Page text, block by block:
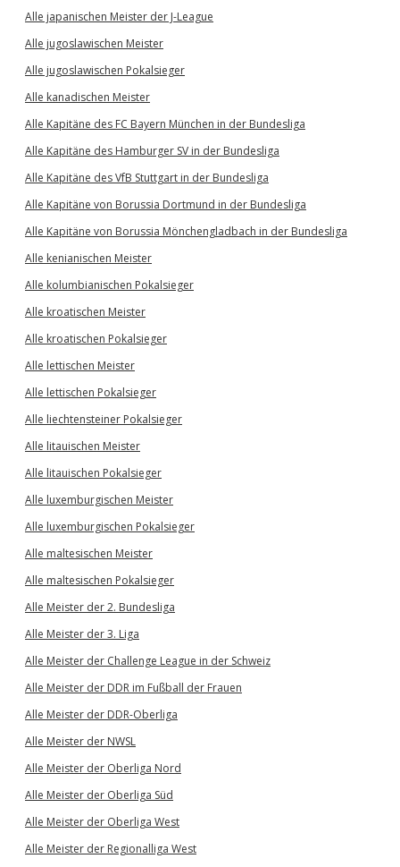
Alle japanischen Meister der J-League
Alle jugoslawischen Meister
Alle jugoslawischen Pokalsieger
Alle kanadischen Meister
Alle Kapitäne des FC Bayern München in der Bundesliga
Alle Kapitäne des Hamburger SV in der Bundesliga
Alle Kapitäne des VfB Stuttgart in der Bundesliga
Alle Kapitäne von Borussia Dortmund in der Bundesliga
Alle Kapitäne von Borussia Mönchengladbach in der Bundesliga
Alle kenianischen Meister
Alle kolumbianischen Pokalsieger
Alle kroatischen Meister
Alle kroatischen Pokalsieger
Alle lettischen Meister
Alle lettischen Pokalsieger
Alle liechtensteiner Pokalsieger
Alle litauischen Meister
Alle litauischen Pokalsieger
Alle luxemburgischen Meister
Alle luxemburgischen Pokalsieger
Alle maltesischen Meister
Alle maltesischen Pokalsieger
Alle Meister der 2. Bundesliga
Alle Meister der 3. Liga
Alle Meister der Challenge League in der Schweiz
Alle Meister der DDR im Fußball der Frauen
Alle Meister der DDR-Oberliga
Alle Meister der NWSL
Alle Meister der Oberliga Nord
Alle Meister der Oberliga Süd
Alle Meister der Oberliga West
Alle Meister der Regionalliga West